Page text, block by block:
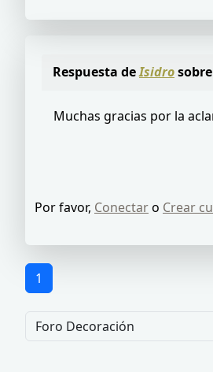
Respuesta deIsidro
Muchas gracias por la
Por favor, Conectaro Crear
1